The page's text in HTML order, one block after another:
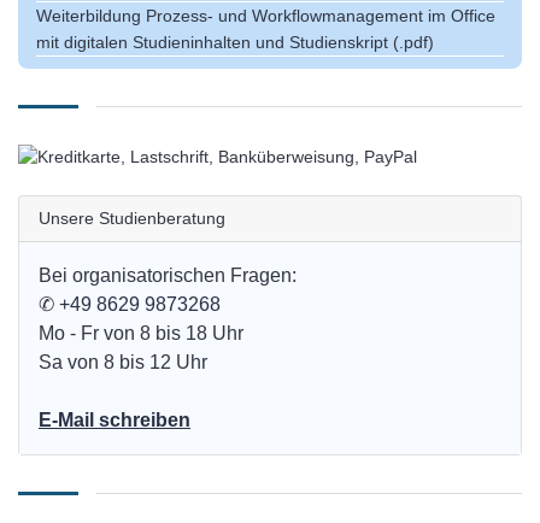
Weiterbildung Prozess- und Workflowmanagement im Office
mit digitalen Studieninhalten und Studienskript (.pdf)
Unsere Studienberatung
Bei organisatorischen Fragen:
✆ +49 8629 9873268
Mo - Fr von 8 bis 18 Uhr
Sa von 8 bis 12 Uhr
E-Mail schreiben